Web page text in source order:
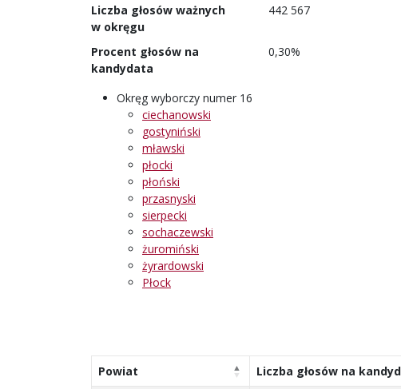
Liczba głosów ważnych
w okręgu
442 567
Procent głosów na
kandydata
0,30%
Okręg wyborczy numer 16
ciechanowski
gostyniński
mławski
płocki
płoński
przasnyski
sierpecki
sochaczewski
żuromiński
żyrardowski
Płock
Powiat Liczba głosów na